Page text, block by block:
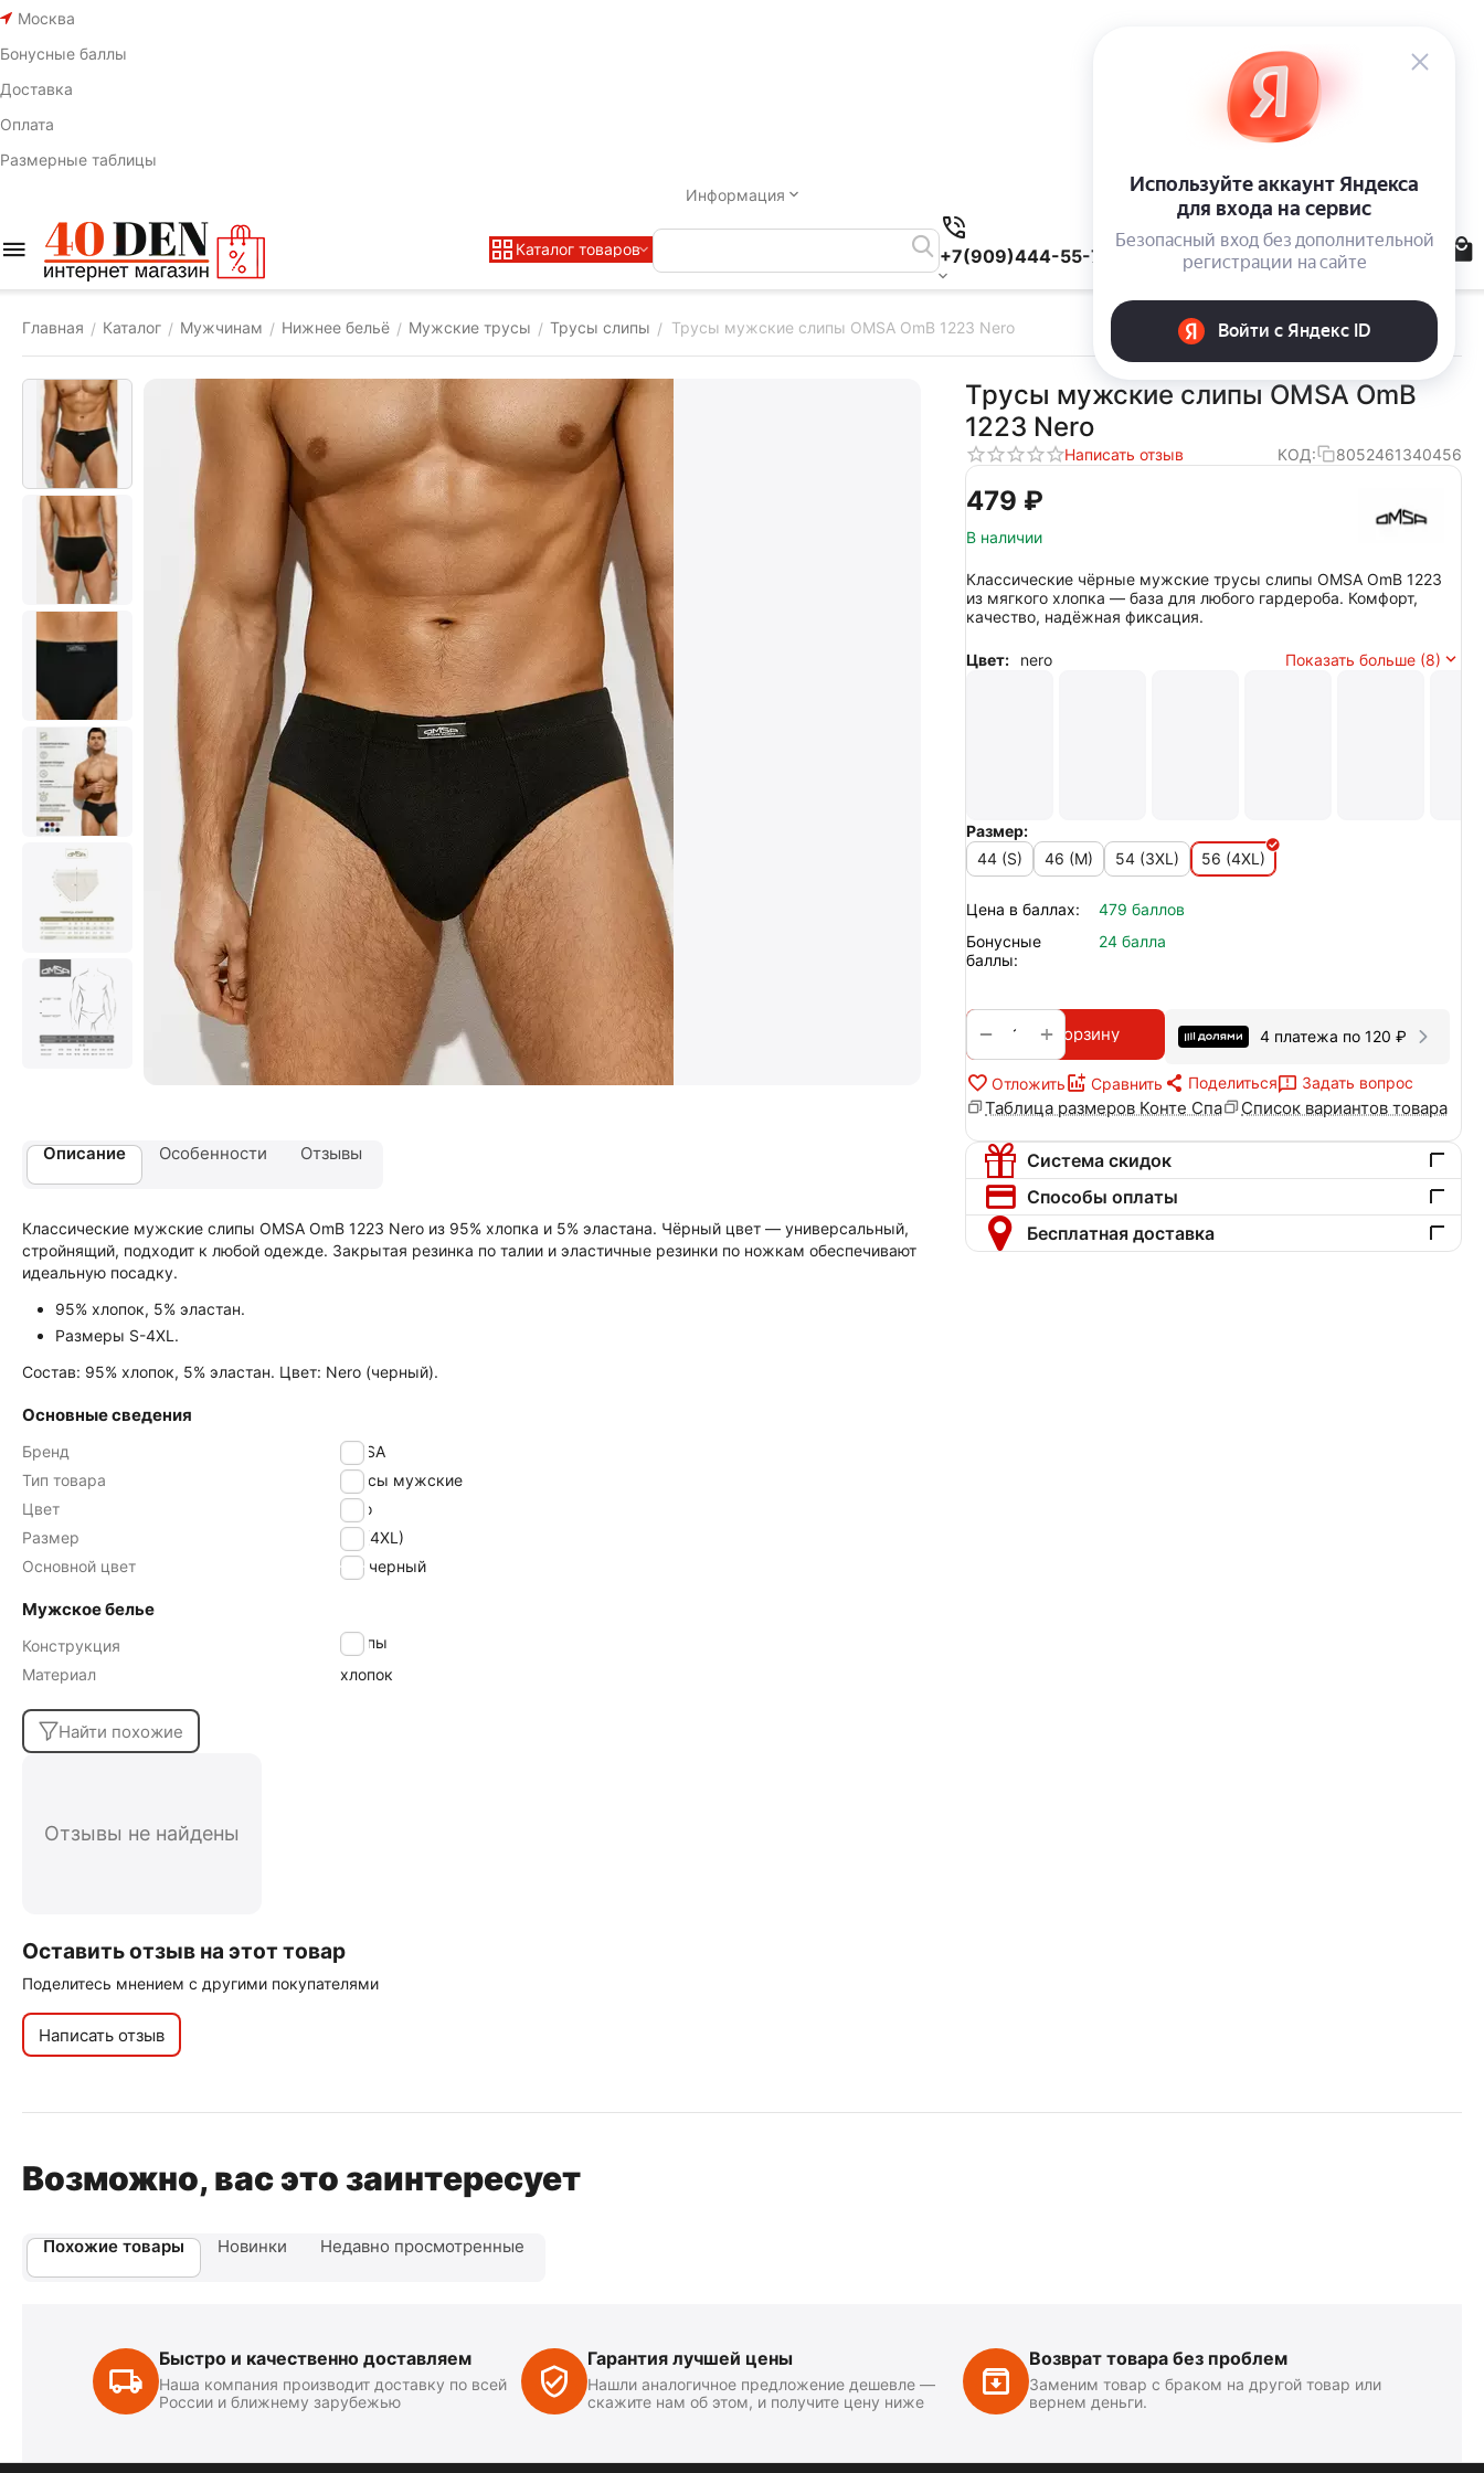
Москва
Бонусные баллы
Доставка
Оплата
Размерные таблицы
Информация
Каталог товаров +7(909)444-55-78
Главная / Каталог / Мужчинам / Нижнее бельё / Мужские трусы / Трусы слипы / Трусы мужские слипы OMSA OmB 1223 Nero
Трусы мужские слипы OMSA OmB
1223 Nero
Написать отзыв КОД: 8052461340456
‍479‍ ₽
В наличии
Классические чёрные мужские трусы слипы OMSA OmB 1223
из мягкого хлопка — база для любого гардероба. Комфорт,
качество, надёжная фиксация.
Цвет: nero Показать больше (8)
Размер:
44 (S)
46 (M) 54 (3XL) 56 (4XL)
Цена в баллах:
479 баллов
Бонусные
баллы:
24 балла
+
− В корзину 4 платежа по 120 ₽
Отложить Сравнить Поделиться Задать вопрос
Таблица размеров Конте Спа Список вариантов товара
Система скидок
Способы оплаты
Бесплатная доставка
Описание Особенности Отзывы
Классические мужские слипы OMSA OmB 1223 Nero из 95% хлопка и 5% эластана. Чёрный цвет — универсальный,
стройнящий, подходит к любой одежде. Закрытая резинка по талии и эластичные резинки по ножкам обеспечивают
идеальную посадку.
95% хлопок, 5% эластан.
Размеры S-4XL.
Состав: 95% хлопок, 5% эластан. Цвет: Nero (черный).
Основные сведения
Бренд
OMSA
Тип товара
Трусы мужские
Цвет
nero
Размер
56 (4XL)
Основной цвет
черный
Мужское белье
Конструкция
слипы
Материал
хлопок
Найти похожие
Отзывы не найдены
Оставить отзыв на этот товар
Поделитесь мнением с другими покупателями
Написать отзыв
Возможно, вас это заинтересует
Похожие товары Новинки Недавно просмотренные
Быстро и качественно доставляем
Наша компания производит доставку по всей
России и ближнему зарубежью
Гарантия лучшей цены
Нашли аналогичное предложение дешевле —
скажите нам об этом, и получите цену ниже
Возврат товара без проблем
Заменим товар с браком на другой товар или
вернем деньги.